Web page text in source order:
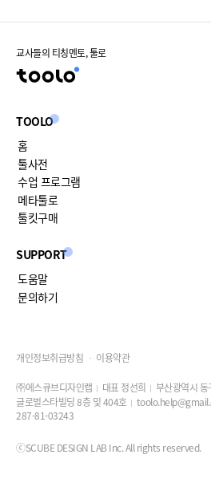
교사들의 티칭멘토, 툴로
TOOLO
홈
툴사전
수업 프로그램
메타툴로
툴킷구매
SUPPORT
도움말
문의하기
개인정보취급방침 이용약관
㈜에스큐브디자인랩 대표 정선희
부산광역시
글로벌스타빌딩 8층 및 404호
287-81-03243
ⓒSCUBE DESIGN LAB Inc. All rights reserved.